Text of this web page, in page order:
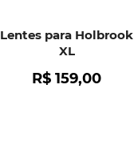
Lentes para Holbrook
XL
R$ 159,00